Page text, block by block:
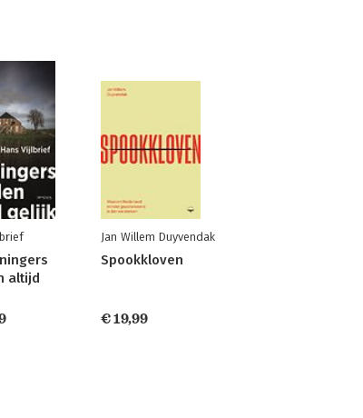
altijd
Jan Willem Duyvendak
Spookkloven
€ 19,99